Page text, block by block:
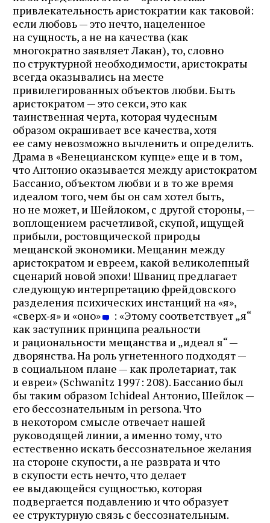
привлекательность аристократии как таковой:
если любовь — это нечто, нацеленное
на сущность, а не на качества (как
многократно заявляет Лакан), то, словно
по структурной необходимости, аристократы
всегда оказывались на месте
привилегированных объектов любви. Быть
аристократом — это секси, это как
таинственная черта, которая чудесным
образом окрашивает все качества, хотя
ее саму невозможно вычленить и определить.
Драма в «Венецианском купце» еще и в том,
что Антонио оказывается между аристократом
Бассанио, объектом любви и в то же время
идеалом того, чем бы он сам хотел быть,
но не может, и Шейлоком, с другой стороны, —
воплощением расчетливой, скупой, ищущей
прибыли, ростовщической природы
мещанской экономики. Мещанин между
аристократом и евреем, какой великолепный
сценарий новой эпохи! Шваниц предлагает
следующую интерпретацию фрейдовского
разделения психических инстанций на «я»,
«сверх‑я» и «оно»
: «Этому соответствует „я“
как заступник принципа реальности
и рациональности мещанства и „идеал я“ —
дворянства. На роль угнетенного подходят —
в социальном плане — как пролетариат, так
и евреи» (Schwanitz 1997: 208). Бассанио был
бы таким образом Ichideal Антонио, Шейлок —
его бессознательным in persona. Что
в некотором смысле отвечает нашей
руководящей линии, а именно тому, что
естественно искать бессознательное желания
на стороне скупости, а не разврата и что
в скупости есть нечто, что делает
ее выдающейся сущностью, которая
подвергается подавлению и что образует
ее структурную связь с бессознательным.